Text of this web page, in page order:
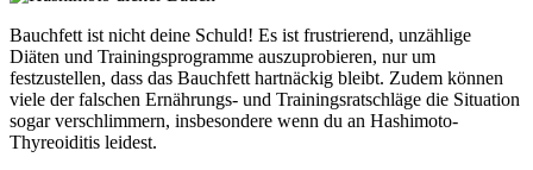
Bauchfett ist nicht deine Schuld! Es ist frustrierend, unzählige
Diäten und Trainingsprogramme auszuprobieren, nur um
festzustellen, dass das Bauchfett hartnäckig bleibt. Zudem können
viele der falschen Ernährungs- und Trainingsratschläge die Situation
sogar verschlimmern, insbesondere wenn du an Hashimoto-
Thyreoiditis leidest.